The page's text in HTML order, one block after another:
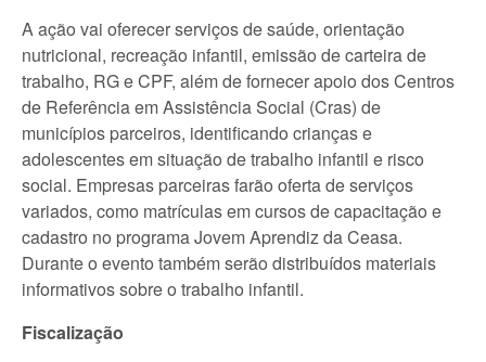
A ação vai oferecer serviços de saúde, orientação
nutricional, recreação infantil, emissão de carteira de
trabalho, RG e CPF, além de fornecer apoio dos Centros
de Referência em Assistência Social (Cras) de
municípios parceiros, identificando crianças e
adolescentes em situação de trabalho infantil e risco
social. Empresas parceiras farão oferta de serviços
variados, como matrículas em cursos de capacitação e
cadastro no programa Jovem Aprendiz da Ceasa.
Durante o evento também serão distribuídos materiais
informativos sobre o trabalho infantil.
Fiscalização